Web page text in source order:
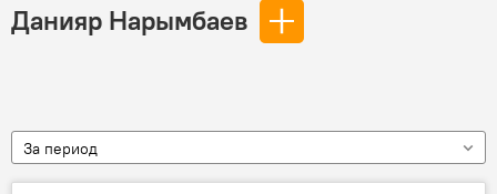
Данияр Нарымбаев
За период